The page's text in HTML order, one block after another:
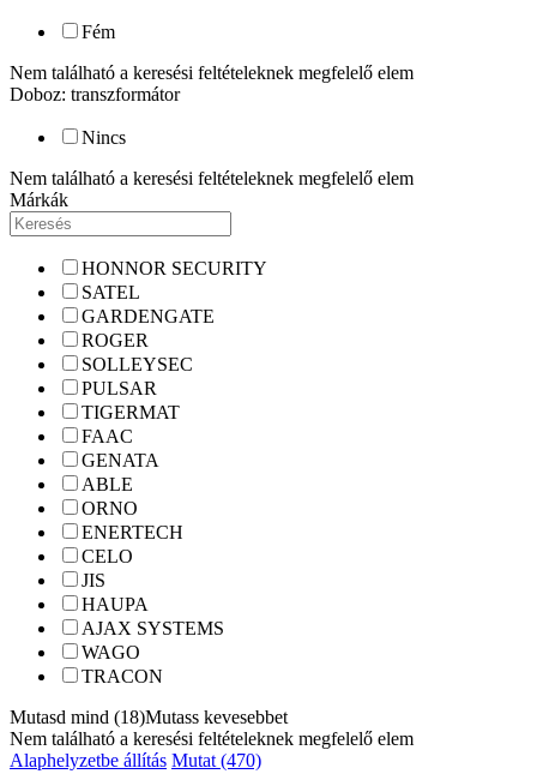
Fém
Nem található a keresési feltételeknek megfelelő elem
Doboz: transzformátor
Nincs
Nem található a keresési feltételeknek megfelelő elem
Márkák
HONNOR SECURITY
SATEL
GARDENGATE
ROGER
SOLLEYSEC
PULSAR
TIGERMAT
FAAC
GENATA
ABLE
ORNO
ENERTECH
CELO
JIS
HAUPA
AJAX SYSTEMS
WAGO
TRACON
Mutasd mind (18)Mutass kevesebbet
Nem található a keresési feltételeknek megfelelő elem
Alaphelyzetbe állítás Mutat (470)